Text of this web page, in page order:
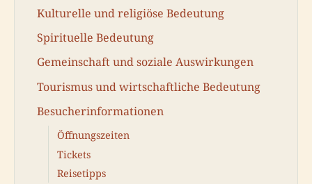
Kulturelle und religiöse Bedeutung
Spirituelle Bedeutung
Gemeinschaft und soziale Auswirkungen
Tourismus und wirtschaftliche Bedeutung
Besucherinformationen
Öffnungszeiten
Tickets
Reisetipps